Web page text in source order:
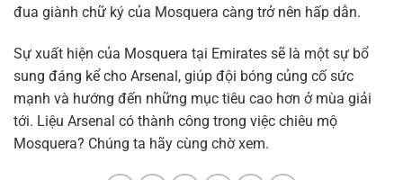
đua giành chữ ký của Mosquera càng trở nên hấp dẫn.
Sự xuất hiện của Mosquera tại Emirates sẽ là một sự bổ
sung đáng kể cho Arsenal, giúp đội bóng củng cố sức
mạnh và hướng đến những mục tiêu cao hơn ở mùa giải
tới. Liệu Arsenal có thành công trong việc chiêu mộ
Mosquera? Chúng ta hãy cùng chờ xem.